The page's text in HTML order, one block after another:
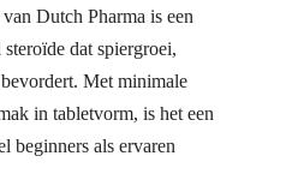
van Dutch Pharma is een
dat spiergroei,
Met minimale
in tabletvorm, is het een
beginners als ervaren